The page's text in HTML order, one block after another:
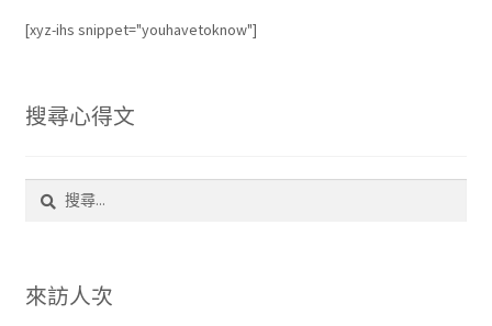
[xyz-ihs snippet="youhavetoknow"]
搜尋心得文
字:
來訪人次